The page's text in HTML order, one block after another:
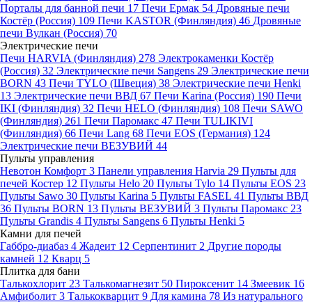
Порталы для банной печи 17 Печи Ермак 54 Дровяные печи
Костёр (Россия) 109 Печи KASTOR (Финляндия) 46 Дровяные
печи Вулкан (Россия) 70
Электрические печи
Печи HARVIA (Финляндия) 278 Электрокаменки Костёр
(Россия) 32 Электрические печи Sangens 29 Электрические печи
BORN 43 Печи TYLO (Швеция) 38 Электрические печи Henki
13 Электрические печи ВВД 67 Печи Karina (Россия) 190 Печи
IKI (Финляндия) 32 Печи HELO (Финляндия) 108 Печи SAWO
(Финляндия) 261 Печи Паромакс 47 Печи TULIKIVI
(Финляндия) 66 Печи Lang 68 Печи EOS (Германия) 124
Электрические печи ВЕЗУВИЙ 44
Пульты управления
Невотон Комфорт 3 Панели управления Harvia 29 Пульты для
печей Костер 12 Пульты Helo 20 Пульты Tylo 14 Пульты EOS 23
Пульты Sawo 30 Пульты Karina 5 Пульты FASEL 41 Пульты ВВД
36 Пульты BORN 13 Пульты ВЕЗУВИЙ 3 Пульты Паромакс 23
Пульты Grandis 4 Пульты Sangens 6 Пульты Henki 5
Камни для печей
Габбро-диабаз 4 Жадеит 12 Серпентинит 2 Другие породы
камней 12 Кварц 5
Плитка для бани
Талькохлорит 23 Талькомагнезит 50 Пироксенит 14 Змеевик 16
Амфиболит 3 Талькокварцит 9 Для камина 78 Из натурального